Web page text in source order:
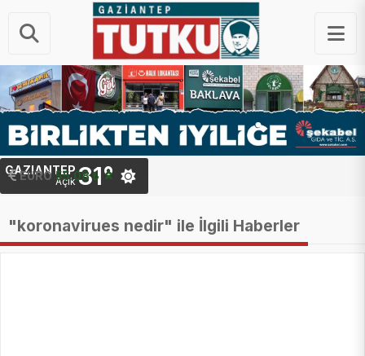
EURO 55.08 ₺
GAZIANTEP
Açık31°
"koronavirues nedir" ile İlgili Haberler